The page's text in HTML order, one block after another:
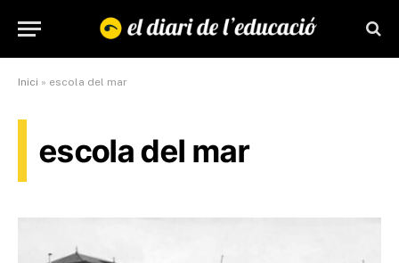
Inici » escola del mar
escola del mar